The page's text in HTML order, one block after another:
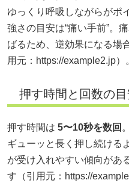
ゆっくり呼吸しながらがポ
強さの目安は“痛い手前”。
ばるため、逆効果になる場
用元： https://example2.jp）
押す時間と回数の目
押す時間は 5〜10秒を数回 。
ギューッと長く押し続ける
が受け入れやすい傾向があ
す（引用元： https://